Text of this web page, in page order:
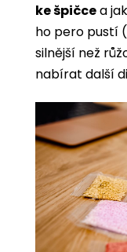
ke špičcea
ho pero pustí
silnější než
nabírat další